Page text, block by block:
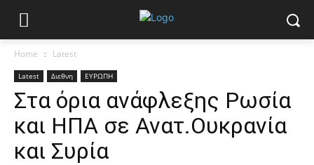
Home Latest
Latest Διεθνη ΕΥΡΩΠΗ
Στα όρια ανάφλεξης Ρωσία
και ΗΠΑ σε Ανατ.Ουκρανία
και Συρία